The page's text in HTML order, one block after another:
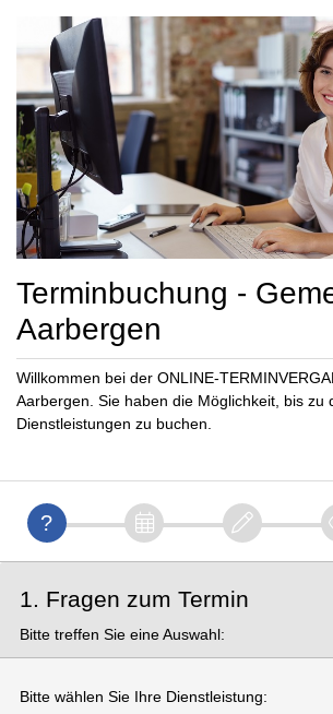
Terminbuchung -
Aarbergen
Willkommen bei der ONLINE-
Aarbergen. Sie haben die Möglichkeit, bis zu
Dienstleistungen zu buchen.
1. Fragen zum Termin
Bitte treffen Sie eine Auswahl:
Bitte wählen Sie Ihre Dienstleistung: